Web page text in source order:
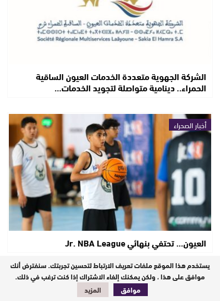
الشركة الجهوية متعددة الخدمات العيون الساقية
الحمراء.. دينامية متواصلة لتجويد الخدمات…
أخبار الصحراء
العيون… تحتفي بنهائي Jr. NBA League
أخبار وطنية
يستخدم هذا الموقع ملفات تعريف الارتباط لتحسين تجربتك. سنفترض أنك
موافق على هذا ، ولكن يمكنك إلغاء الاشتراك إذا كنت ترغب في ذلك.
موافق
المزيد